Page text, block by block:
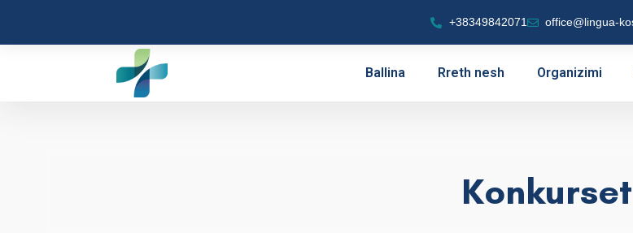
+38349842071 office@lingua-
Ballina Rreth nesh Organizimi
Konkurset